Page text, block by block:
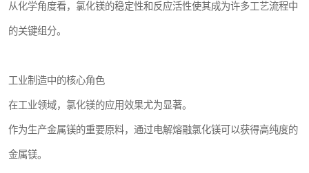
从化学角度看，氯化镁的稳定性和反应活性使其成为许多工艺流程中
的关键组分。
工业制造中的核心角色
在工业领域，氯化镁的应用效果尤为显著。
作为生产金属镁的重要原料，通过电解熔融氯化镁可以获得高纯度的
金属镁。